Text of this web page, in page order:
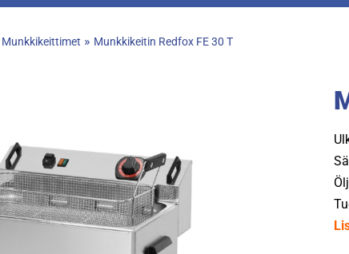
Munkkikeittimet » Munkkikeitin Redfox FE 30 T